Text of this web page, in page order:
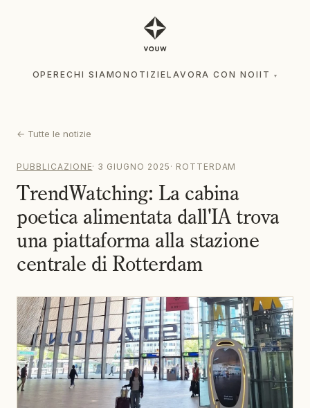
OPERECHI SIAMONOTIZIELAVORA CON NOI IT ▾
← Tutte le notizie
PUBBLICAZIONE· 3 GIUGNO 2025 · ROTTERDAM
TrendWatching: La cabina
poetica alimentata dall'IA trova
una piattaforma alla stazione
centrale di Rotterdam